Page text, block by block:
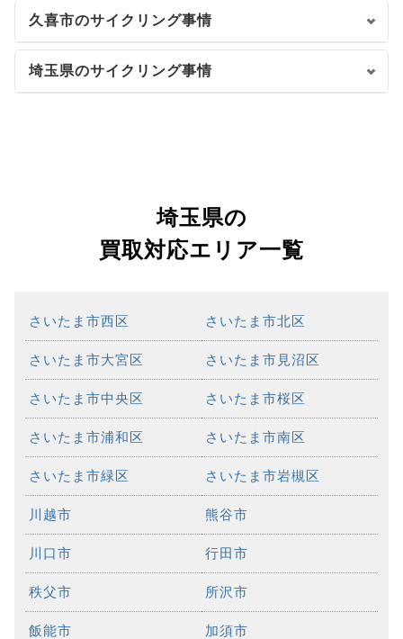
久喜市のサイクリング事情
埼玉県のサイクリング事情
埼玉県の
買取対応エリア一覧
さいたま市西区 さいたま市北区
さいたま市大宮区 さいたま市見沼区
さいたま市中央区 さいたま市桜区
さいたま市浦和区 さいたま市南区
さいたま市緑区 さいたま市岩槻区
川越市 熊谷市
川口市 行田市
秩父市 所沢市
飯能市 加須市